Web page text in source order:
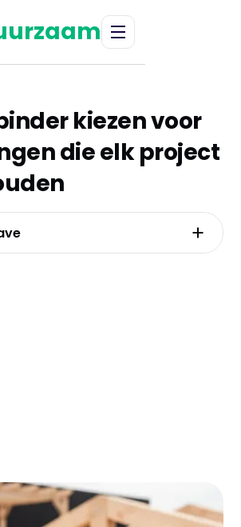
kiezen voor
die elk project
budget: slim navigeren door
en direct beschikbare opties